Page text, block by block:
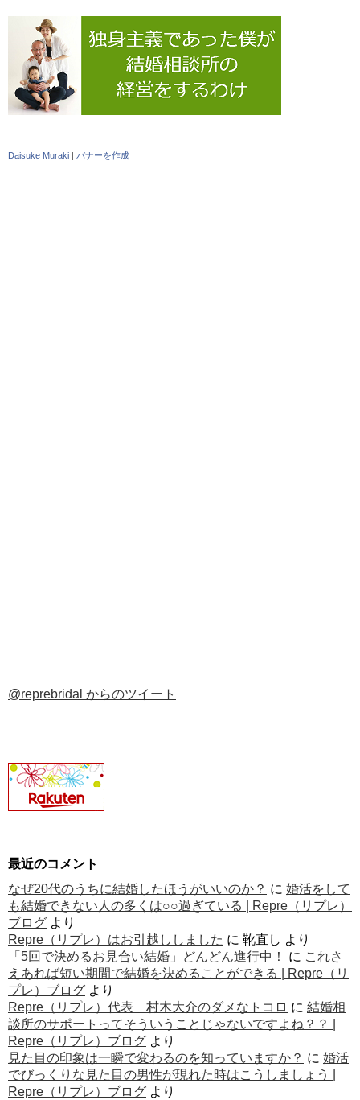
Daisuke Muraki | バナーを作成
@reprebridal からのツイート
最近のコメント
なぜ20代のうちに結婚したほうがいいのか？ に 婚活をして
も結婚できない人の多くは○○過ぎている | Repre（リプレ）
ブログ より
Repre（リプレ）はお引越ししました に 靴直し より
「5回で決めるお見合い結婚」どんどん進行中！
に これさ
えあれば短い期間で結婚を決めることができる | Repre（リ
プレ）ブログ より
Repre（リプレ）代表 村木大介のダメなトコロ に 結婚相
談所のサポートってそういうことじゃないですよね？？ |
Repre（リプレ）ブログ より
見た目の印象は一瞬で変わるのを知っていますか？ に 婚活
でびっくりな見た目の男性が現れた時はこうしましょう |
Repre（リプレ）ブログ より